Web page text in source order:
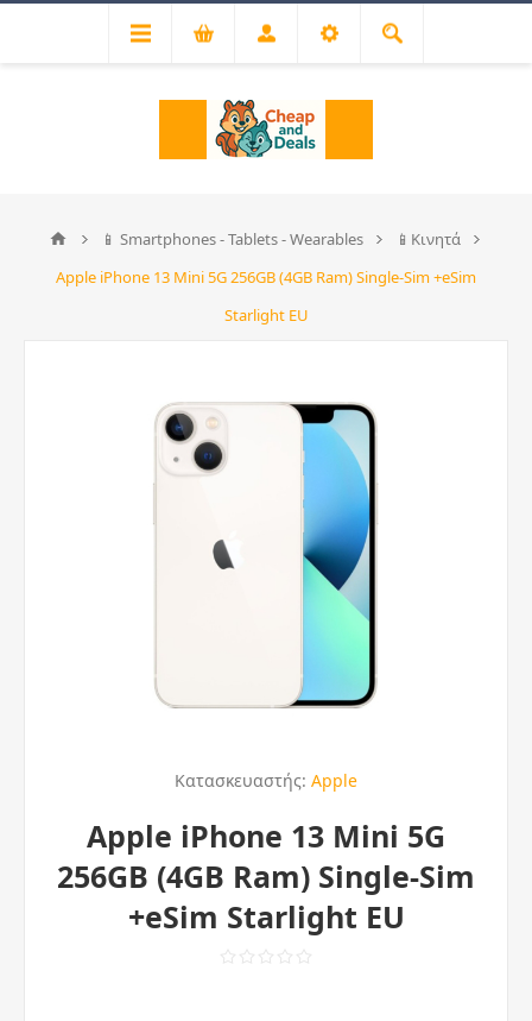
📱 Smartphones - Tablets - Wearables
📱Κινητά
Apple iPhone 13 Mini 5G 256GB (4GB Ram) Single-Sim +eSim
Starlight EU
Κατασκευαστής: Apple
Apple iPhone 13 Mini 5G
256GB (4GB Ram) Single-Sim
+eSim Starlight EU